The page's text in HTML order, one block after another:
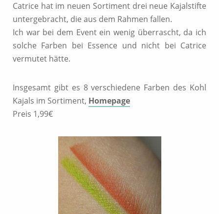
Catrice hat im neuen Sortiment drei neue Kajalstifte
untergebracht, die aus dem Rahmen fallen.
Ich war bei dem Event ein wenig überrascht, da ich
solche Farben bei Essence und nicht bei Catrice
vermutet hätte.
Insgesamt gibt es 8 verschiedene Farben des Kohl
Kajals im Sortiment, Homepage
Preis 1,99€